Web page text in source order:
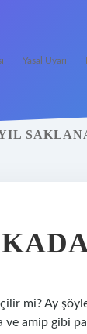
Yasal Uyarı
mi? Ay
ve amip gibi